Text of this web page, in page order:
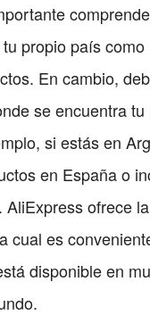
propio país
En cambio,
se encuentra tu
si estás en
en España o
AliExpress ofrece
cual es
disponible en